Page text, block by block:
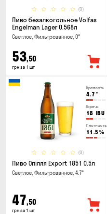
(0)
Пиво безалкогольное Volfas
Engelman Lager 0.568л
Светлое, Фильтрованное, 0°
53,50
грн за 1 шт
Крепость
4.7 °
Горечь
18 IBU
Плотность
11.5 %
(0)
Пиво Опілля Export 1851 0.5л
Светлое, Фильтрованное, 4.7°
47,50
грн за 1 шт